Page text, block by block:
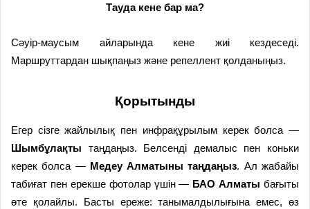
Тауда кене бар ма?
Сәуір-маусым айларында кене жиі кездеседі.
Маршруттардан шықпаңыз және репеллент қолданыңыз.
Қорытынды
Егер сізге жайлылық пен инфрақұрылым керек болса —
Шымбұлақты таңдаңыз. Белсенді демалыс пен коньки
керек болса — Медеу Алматыны таңдаңыз. Ал жабайы
табиғат пен ерекше фотолар үшін — БАО Алматы бағыты
өте қолайлы. Басты ереже: танымалдылығына емес, өз